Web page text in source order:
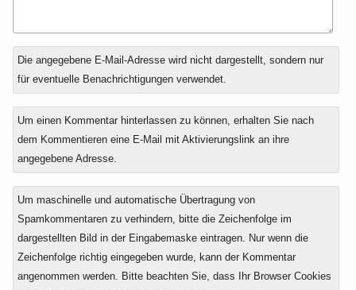
Antwort
zu
Die angegebene E-Mail-Adresse wird nicht dargestellt, sondern nur
für eventuelle Benachrichtigungen verwendet.
Um einen Kommentar hinterlassen zu können, erhalten Sie nach
dem Kommentieren eine E-Mail mit Aktivierungslink an ihre
angegebene Adresse.
Um maschinelle und automatische Übertragung von
Spamkommentaren zu verhindern, bitte die Zeichenfolge im
dargestellten Bild in der Eingabemaske eintragen. Nur wenn die
Zeichenfolge richtig eingegeben wurde, kann der Kommentar
angenommen werden. Bitte beachten Sie, dass Ihr Browser Cookies